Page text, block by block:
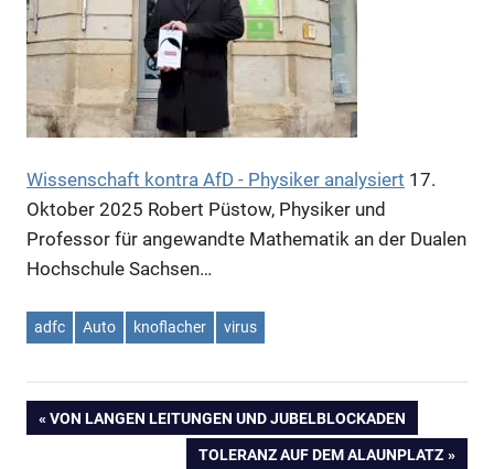
Wissenschaft kontra AfD - Physiker analysiert 17.
Oktober 2025 Robert Püstow, Physiker und
Professor für angewandte Mathematik an der Dualen
Hochschule Sachsen…
adfc Auto knoflacher virus
Beitragsnavigation
VORHERIGER
VON LANGEN LEITUNGEN UND JUBELBLOCKADEN
NÄCHSTER
TOLERANZ AUF DEM ALAUNPLATZ